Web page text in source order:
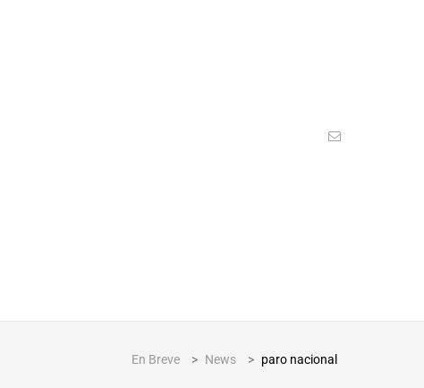
En Breve > News > paro nacional